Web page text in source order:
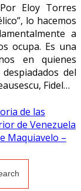
Eloy Torres
lo hacemos
a
ocupa. Es una
en quienes
del
Fidel…
de las
de Venezuela
Maquiavelo –